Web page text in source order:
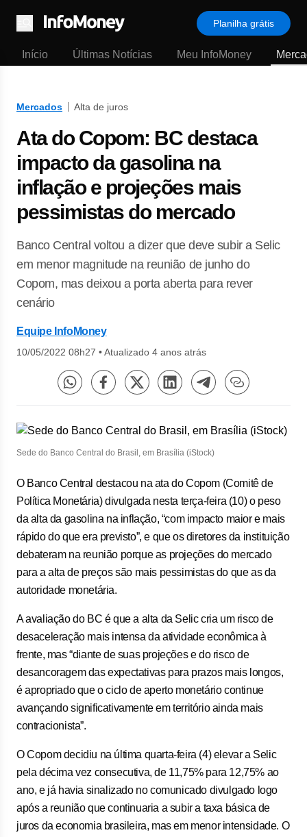
Menu
Planilha grátis
Início Últimas Notícias Meu InfoMoney
Mercados Alta de juros
Ata do Copom: BC destaca
impacto da gasolina na
inflação e projeções mais
pessimistas do mercado
Banco Central voltou a dizer que deve subir a Selic
em menor magnitude na reunião de junho do
Copom, mas deixou a porta aberta para rever
cenário
Equipe InfoMoney
10/05/2022 08h27 •Atualizado 4 anos atrás
Sede do Banco Central do Brasil, em Brasília (iStock)
O Banco Central destacou na ata do Copom (Comitê de
Política Monetária) divulgada nesta terça-feira (10) o peso
da alta da gasolina na inflação, “com impacto maior e mais
rápido do que era previsto”, e que os diretores da instituição
debateram na reunião porque as projeções do mercado
para a alta de preços são mais pessimistas do que as da
autoridade monetária.
A avaliação do BC é que a alta da Selic cria um risco de
desaceleração mais intensa da atividade econômica à
frente, mas “diante de suas projeções e do risco de
desancoragem das expectativas para prazos mais longos,
é apropriado que o ciclo de aperto monetário continue
avançando significativamente em território ainda mais
contracionista”.
O Copom decidiu na última quarta-feira (4) elevar a Selic
pela décima vez consecutiva, de 11,75% para 12,75% ao
ano, e já havia sinalizado no comunicado divulgado logo
após a reunião que continuaria a subir a taxa básica de
juros da economia brasileira, mas em menor intensidade. O